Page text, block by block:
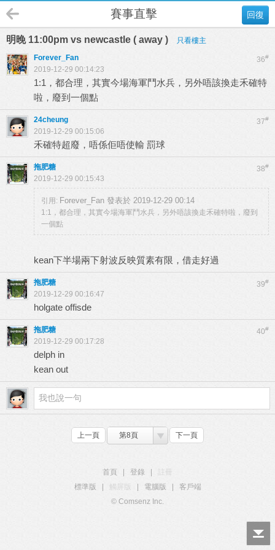
回復
賽事直擊
明晚 11:00pm vs newcastle ( away ) 只看樓主
36#
Forever_Fan
2019-12-29 00:14:23
1:1，都合理，其實今場海軍鬥水兵，另外唔該換走禾確特
啦，廢到一個點
37#
24cheung
2019-12-29 00:15:06
禾確特超廢，唔係佢唔使輸 罰球
38#
拖肥糖
2019-12-29 00:15:43
引用: Forever_Fan 發表於 2019-12-29 00:14
1:1，都合理，其實今場海軍鬥水兵，另外唔該換走禾確特啦，廢到
一個點
kean下半場兩下射波反映質素有限，借走好過
39#
拖肥糖
2019-12-29 00:16:47
holgate offisde
40#
拖肥糖
2019-12-29 00:17:28
delph in
kean out
上一頁 第8頁 下一頁
首頁 登錄
標準版
觸屏版 電腦版
客戶端
© Comsenz Inc.